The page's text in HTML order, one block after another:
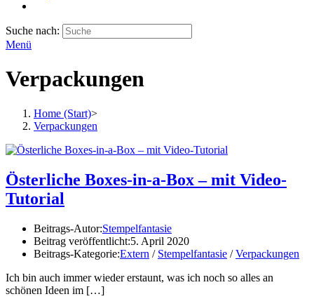
Suche nach:
Menü
Verpackungen
Home (Start)>
Verpackungen
Österliche Boxes-in-a-Box – mit Video-
Tutorial
Beitrags-Autor:Stempelfantasie
Beitrag veröffentlicht:5. April 2020
Beitrags-Kategorie:Extern / Stempelfantasie / Verpackungen
Ich bin auch immer wieder erstaunt, was ich noch so alles an
schönen Ideen im […]